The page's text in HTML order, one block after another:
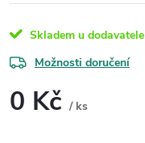
Skladem u dodavatele
Možnosti doručení
0 Kč / ks